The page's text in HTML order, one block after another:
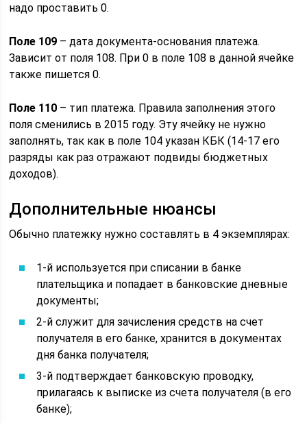
надо проставить 0.
Поле 109 – дата документа-основания платежа.
Зависит от поля 108. При 0 в поле 108 в данной ячейке
также пишется 0.
Поле 110 – тип платежа. Правила заполнения этого
поля сменились в 2015 году. Эту ячейку не нужно
заполнять, так как в поле 104 указан КБК (14-17 его
разряды как раз отражают подвиды бюджетных
доходов).
Дополнительные нюансы
Обычно платежку нужно составлять в 4 экземплярах:
1-й используется при списании в банке
плательщика и попадает в банковские дневные
документы;
2-й служит для зачисления средств на счет
получателя в его банке, хранится в документах
дня банка получателя;
3-й подтверждает банковскую проводку,
прилагаясь к выписке из счета получателя (в его
банке);